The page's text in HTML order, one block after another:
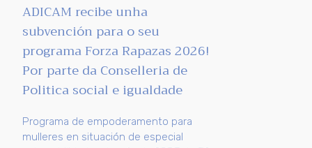
ADICAM recibe unha
subvención para o seu
programa Forza Rapazas 2026!
Por parte da Conselleria de
Politica social e igualdade
Programa de empoderamento para
mulleres en situación de especial